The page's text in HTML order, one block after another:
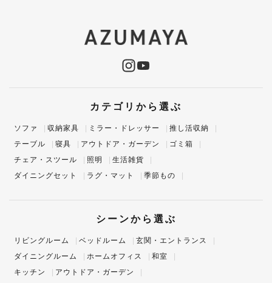
カテゴリから選ぶ
ソファ 収納家具 ミラー・ドレッサー
推し活収納
テーブル
寝具 アウトドア・ガーデン
ゴミ箱
チェア・スツール
照明
生活雑貨
ダイニングセット
ラグ・マット 季節もの
シーンから選ぶ
リビングルーム ベッドルーム
玄関・エントランス
ダイニングルーム
ホームオフィス
和室
キッチン
アウトドア・ガーデン